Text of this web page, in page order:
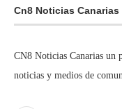
Cn8 Noticias Canarias
CN8 Noticias Canarias un
noticias y medios de